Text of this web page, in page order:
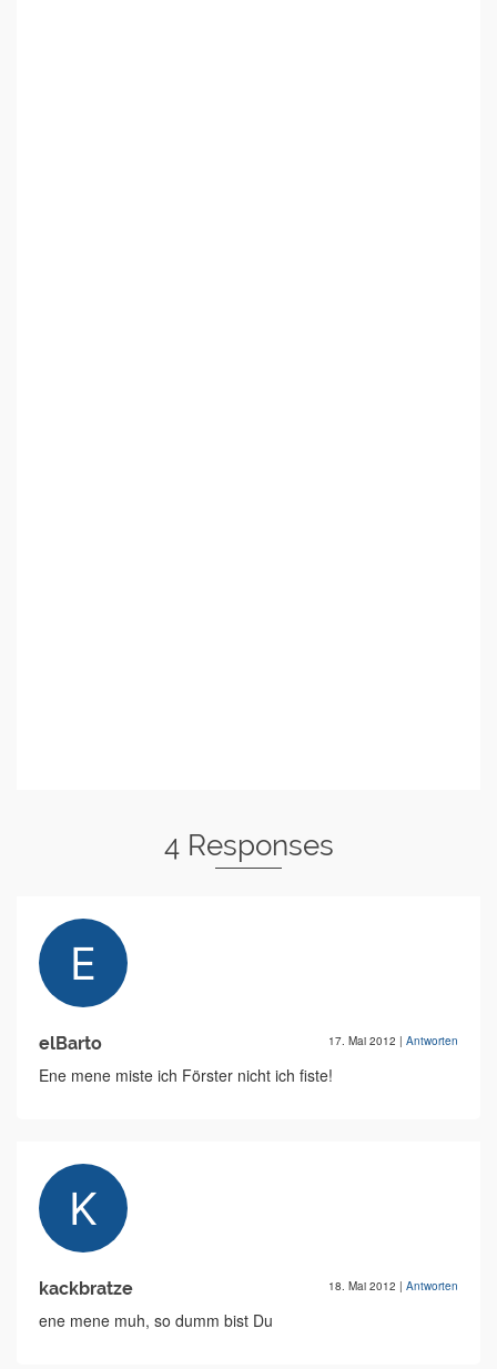
4 Responses
elBarto 17. Mai 2012 | Antworten
Ene mene miste ich Förster nicht ich fiste!
kackbratze 18. Mai 2012 | Antworten
ene mene muh, so dumm bist Du